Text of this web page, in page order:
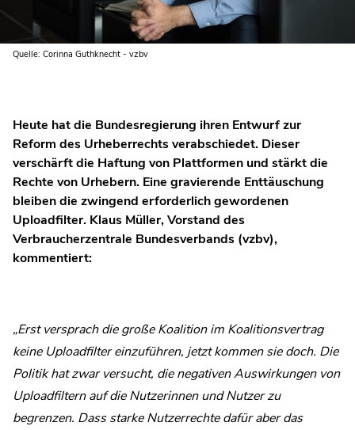
Quelle: Corinna Guthknecht - vzbv
Heute hat die Bundesregierung ihren Entwurf zur
Reform des Urheberrechts verabschiedet. Dieser
verschärft die Haftung von Plattformen und stärkt die
Rechte von Urhebern. Eine gravierende Enttäuschung
bleiben die zwingend erforderlich gewordenen
Uploadfilter. Klaus Müller, Vorstand des
Verbraucherzentrale Bundesverbands (vzbv),
kommentiert:
„Erst versprach die große Koalition im Koalitionsvertrag
keine Uploadfilter einzuführen, jetzt kommen sie doch. Die
Politik hat zwar versucht, die negativen Auswirkungen von
Uploadfiltern auf die Nutzerinnen und Nutzer zu
begrenzen. Dass starke Nutzerrechte dafür aber das